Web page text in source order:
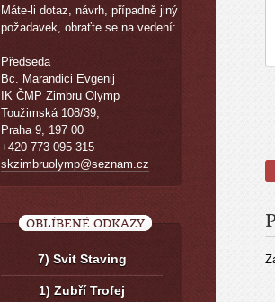
Máte-li dotaz, návrh, případně jiný
požadavek, obraťte se na vedení:
Předseda
Bc. Marandici Evgenij
IK ČMP Zimbru Olymp
Toužimská 108/39,
Praha 9, 197 00
+420 773 095 315
skzimbruolymp@seznam.cz
OBLÍBENÉ ODKAZY
7) Svit Staving
1) Zubří Trofej